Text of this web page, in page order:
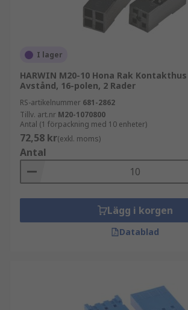
I lager
HARWIN M20-10 Hona Rak
Avstånd, 16-polen, 2 Rader
RS-artikelnummer 681-2862
Tillv. art.nr M20-1070800
Antal (1 förpackning med 10 enheter)
72,58 kr(exkl. moms)
Antal
Lägg i korgen
Datablad